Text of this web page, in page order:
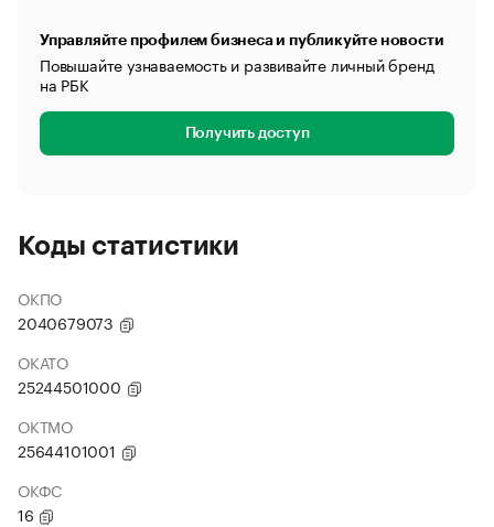
Управляйте профилем бизнеса и публикуйте новости
Повышайте узнаваемость и развивайте личный бренд
на РБК
Получить доступ
Коды статистики
ОКПО
2040679073
ОКАТО
25244501000
ОКТМО
25644101001
ОКФС
16